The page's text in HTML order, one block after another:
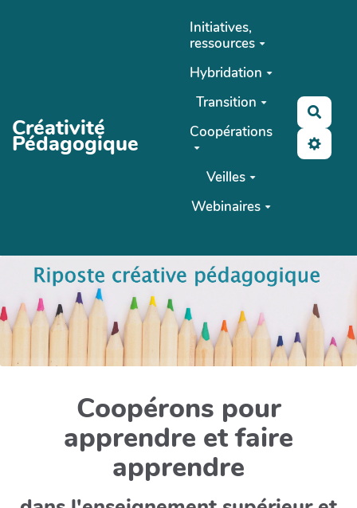
Créativité
Pédagogique
Initiatives,
ressources
Hybridation
Transition
Coopérations
Veilles
Webinaires
Coopérons pour
apprendre et faire
apprendre